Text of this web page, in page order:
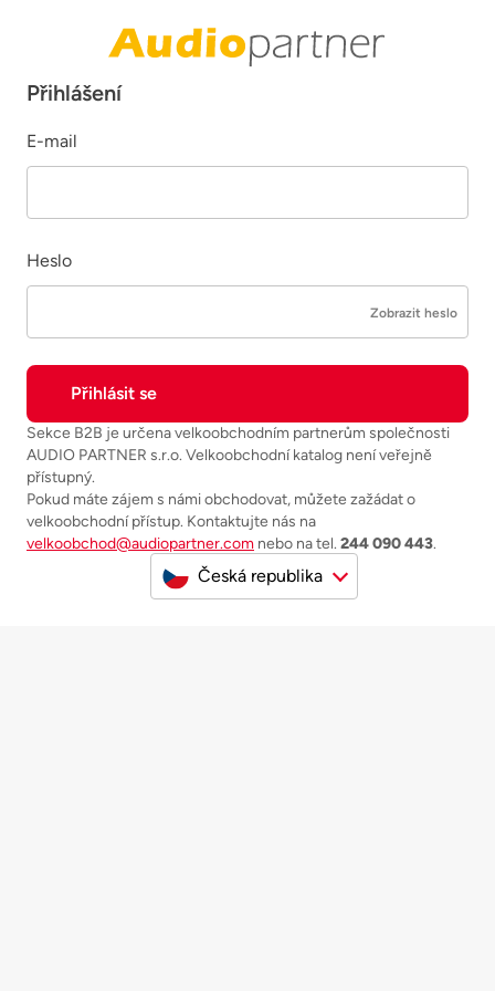
Přihlášení
E-mail
Heslo
Zobrazit heslo
Sekce B2B je určena velkoobchodním partnerům společnosti
AUDIO PARTNER s.r.o. Velkoobchodní katalog není veřejně
přístupný.
Pokud máte zájem s námi obchodovat, můžete zažádat o
velkoobchodní přístup. Kontaktujte nás na
velkoobchod@audiopartner.com nebo na tel. 244 090 443.
Česká republika